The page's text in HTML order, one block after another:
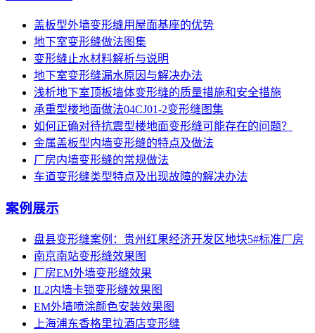
盖板型外墙变形缝用屋面基座的优势
地下室变形缝做法图集
变形缝止水材料解析与说明
地下室变形缝漏水原因与解决办法
浅析地下室顶板墙体变形缝的质量措施和安全措施
承重型楼地面做法04CJ01-2变形缝图集
如何正确对待抗震型楼地面变形缝可能存在的问题？
金属盖板型内墙变形缝的特点及做法
厂房内墙变形缝的常规做法
车道变形缝类型特点及出现故障的解决办法
案例展示
盘县变形缝案例：贵州红果经济开发区地块5#标准厂房
南京南站变形缝效果图
厂房EM外墙变形缝效果
IL2内墙卡锁变形缝效果图
EM外墙喷涂颜色安装效果图
上海浦东香格里拉酒店变形缝